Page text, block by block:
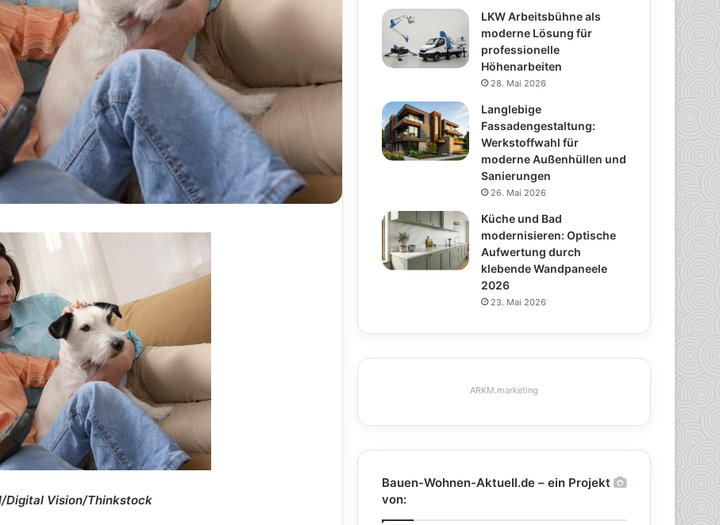
Digital Vision/Thinkstock
LKW Arbeitsbühne als
moderne Lösung für
professionelle
Höhenarbeiten
28. Mai 2026
Langlebige
Fassadengestaltung:
Werkstoffwahl für
moderne Außenhüllen und
Sanierungen
26. Mai 2026
Küche und Bad
modernisieren: Optische
Aufwertung durch
klebende Wandpaneele
2026
23. Mai 2026
ARKM.marketing
Bauen-Wohnen-Aktuell.de – ein Projekt
von: